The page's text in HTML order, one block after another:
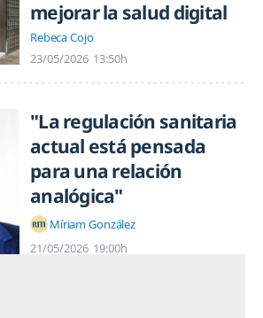
mejorar la salud digital
Rebeca Cojo
23/05/2026 13:50h
"La regulación sanitaria
actual está pensada
para una relación
analógica"
Míriam González
21/05/2026 19:00h